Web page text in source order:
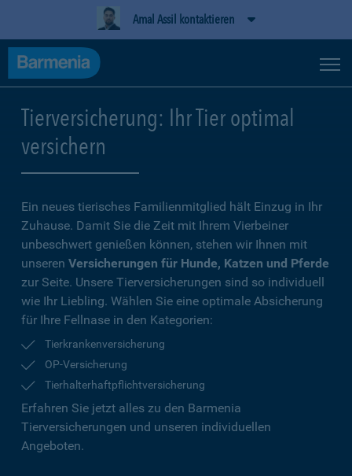
Amal Assil kontaktieren
Tierversicherung: Ihr Tier optimal
versichern
Ein neues tierisches Familienmitglied hält Einzug in Ihr
Zuhause. Damit Sie die Zeit mit Ihrem Vierbeiner
unbeschwert genießen können, stehen wir Ihnen mit
unseren Versicherungen für Hunde, Katzen und Pferde
zur Seite. Unsere Tierversicherungen sind so individuell
wie Ihr Liebling. Wählen Sie eine optimale Absicherung
für Ihre Fellnase in den Kategorien:
Tierkrankenversicherung
OP-Versicherung
Tierhalterhaftpflichtversicherung
Erfahren Sie jetzt alles zu den Barmenia
Tierversicherungen und unseren individuellen
Angeboten.